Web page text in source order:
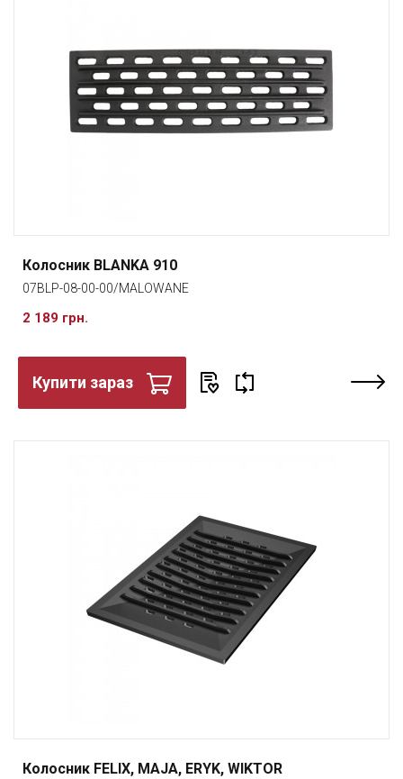
Колосник BLANKA 910
07BLP-08-00-00/MALOWANE
2 189 грн.
Купити зараз
Колосник FELIX, MAJA, ERYK, WIKTOR